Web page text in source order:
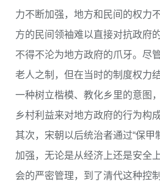
力不断加强，地方和民间的权力
方的民间领袖难以直接对抗政府
不得不沦为地方政府的爪牙。尽
老人之制，但在当时的制度权力
一种树立楷模、教化乡里的意图
乡村利益来对地方政府的行为构成
其次，宋朝以后统治者通过“保甲
加强，无论是从经济上还是安全
会的严密管理，到了清代这种控